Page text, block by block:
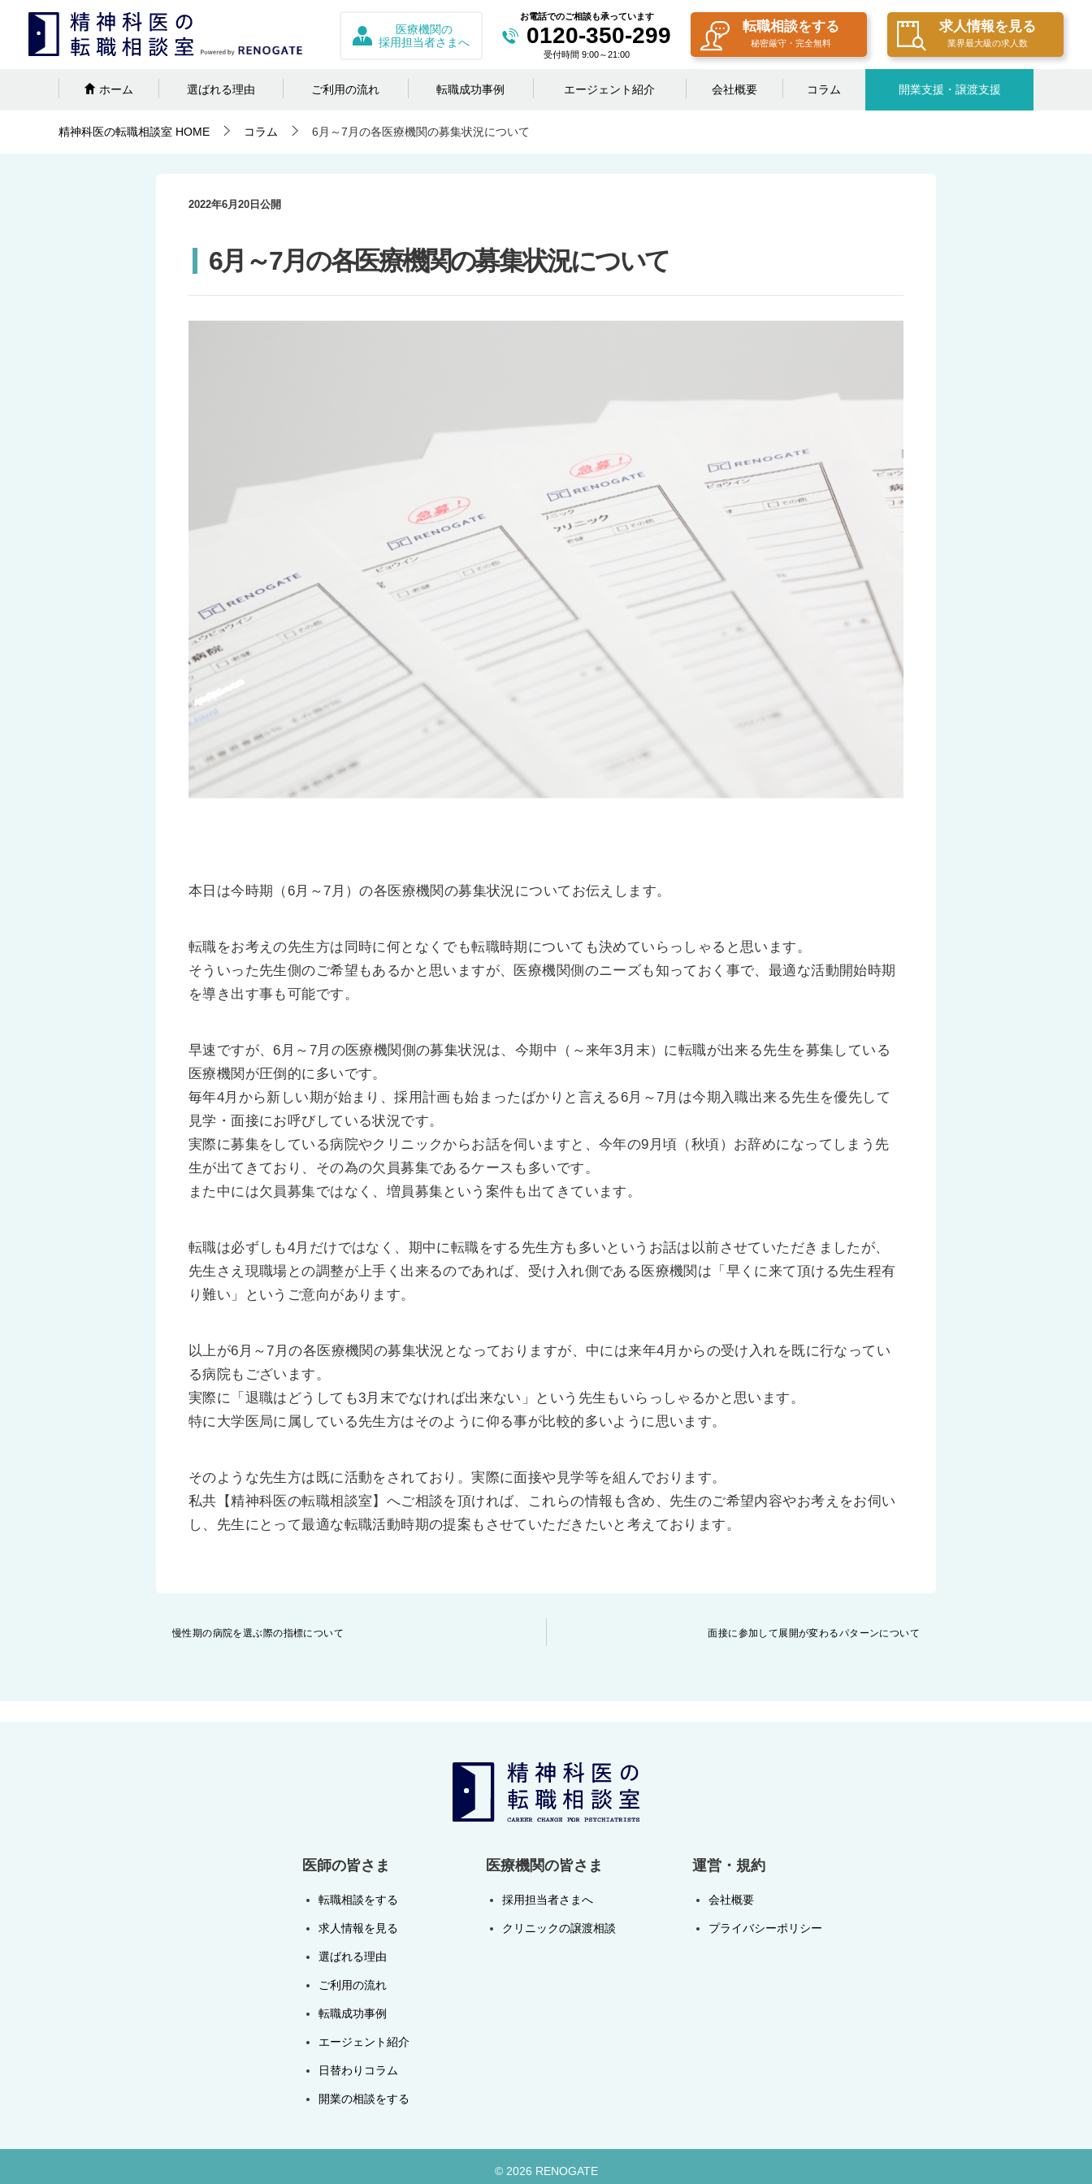
転職相談をする
秘密厳守・完全無料
求人情報を見る
業界最大級の求人数
お電話でのご相談も承っています
0120-350-299
受付時間 9:00～21:00
医療機関の
採用担当者さまへ
ホーム 選ばれる理由 ご利用の流れ 転職成功事例 エージェント紹介 会社概要 コラム 開業支援・譲渡支援
精神科医の転職相談室 HOME コラム 6月～7月の各医療機関の募集状況について
2022年6月20日 公開
6月～7月の各医療機関の募集状況について
本日は今時期（6月～7月）の各医療機関の募集状況についてお伝えします。
転職をお考えの先生方は同時に何となくでも転職時期についても決めていらっしゃると思います。
そういった先生側のご希望もあるかと思いますが、医療機関側のニーズも知っておく事で、最適な活動開始時期
を導き出す事も可能です。
早速ですが、6月～7月の医療機関側の募集状況は、今期中（～来年3月末）に転職が出来る先生を募集している
医療機関が圧倒的に多いです。
毎年4月から新しい期が始まり、採用計画も始まったばかりと言える6月～7月は今期入職出来る先生を優先して
見学・面接にお呼びしている状況です。
実際に募集をしている病院やクリニックからお話を伺いますと、今年の9月頃（秋頃）お辞めになってしまう先
生が出てきており、その為の欠員募集であるケースも多いです。
また中には欠員募集ではなく、増員募集という案件も出てきています。
転職は必ずしも4月だけではなく、期中に転職をする先生方も多いというお話は以前させていただきましたが、
先生さえ現職場との調整が上手く出来るのであれば、受け入れ側である医療機関は「早くに来て頂ける先生程有
り難い」というご意向があります。
以上が6月～7月の各医療機関の募集状況となっておりますが、中には来年4月からの受け入れを既に行なってい
る病院もございます。
実際に「退職はどうしても3月末でなければ出来ない」という先生もいらっしゃるかと思います。
特に大学医局に属している先生方はそのように仰る事が比較的多いように思います。
そのような先生方は既に活動をされており。実際に面接や見学等を組んでおります。
私共【精神科医の転職相談室】へご相談を頂ければ、これらの情報も含め、先生のご希望内容やお考えをお伺い
し、先生にとって最適な転職活動時期の提案もさせていただきたいと考えております。
投慢性期の病院を選ぶ際の指標について 面接に参加して展開が変わるパターンについて
医師の皆さま
転職相談をする
求人情報を見る
選ばれる理由
ご利用の流れ
転職成功事例
エージェント紹介
日替わりコラム
開業の相談をする
医療機関の皆さま
採用担当者さまへ
クリニックの譲渡相談
運営・規約
会社概要
プライバシーポリシー
© 2026 RENOGATE